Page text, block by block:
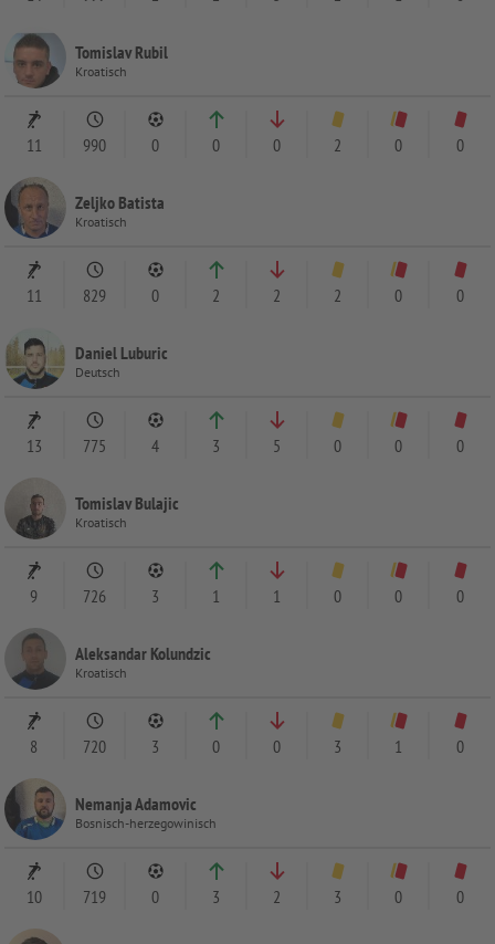
Tomislav Rubil
Kroatisch
11 990 0 0 0 2 0 0
Zeljko Batista
Kroatisch
11 829 0 2 2 2 0 0
Daniel Luburic
Deutsch
13 775 4 3 5 0 0 0
Tomislav Bulajic
Kroatisch
9 726 3 1 1 0 0 0
Aleksandar Kolundzic
Kroatisch
8 720 3 0 0 3 1 0
Nemanja Adamovic
Bosnisch-herzegowinisch
10 719 0 3 2 3 0 0